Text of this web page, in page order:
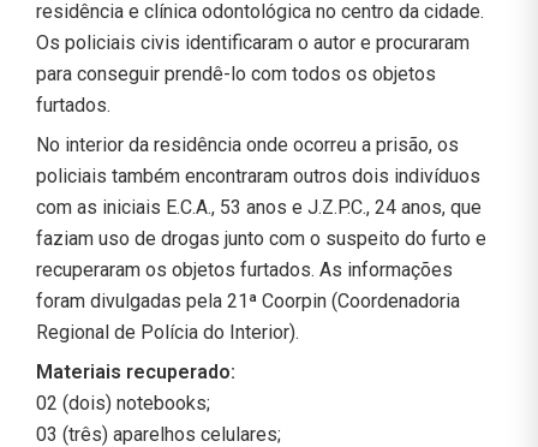
residência e clínica odontológica no centro da cidade.
Os policiais civis identificaram o autor e procuraram
para conseguir prendê-lo com todos os objetos
furtados.
No interior da residência onde ocorreu a prisão, os
policiais também encontraram outros dois indivíduos
com as iniciais E.C.A., 53 anos e J.Z.P.C., 24 anos, que
faziam uso de drogas junto com o suspeito do furto e
recuperaram os objetos furtados. As informações
foram divulgadas pela 21ª Coorpin (Coordenadoria
Regional de Polícia do Interior).
Materiais recuperado:
02 (dois) notebooks;
03 (três) aparelhos celulares;